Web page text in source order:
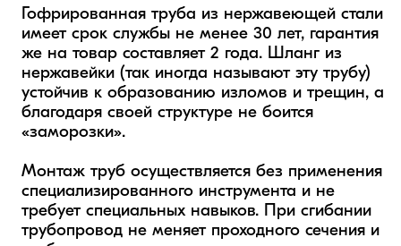
Гофрированная труба из нержавеющей стали
имеет срок службы не менее 30 лет, гарантия
же на товар составляет 2 года. Шланг из
нержавейки (так иногда называют эту трубу)
устойчив к образованию изломов и трещин, а
благодаря своей структуре не боится
«заморозки».
Монтаж труб осуществляется без применения
специализированного инструмента и не
требует специальных навыков. При сгибании
трубопровод не меняет проходного сечения и